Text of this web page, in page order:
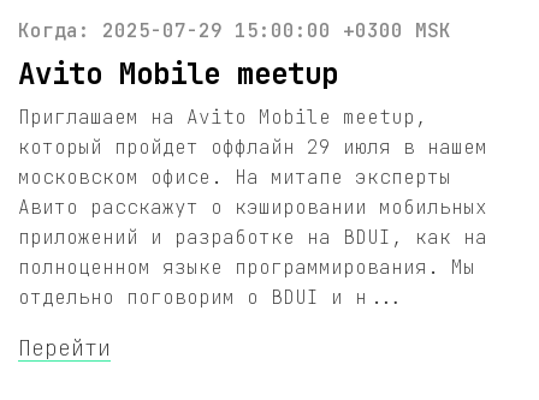
Когда: 2025-07-29 15:00:00 +0300 MSK
Avito Mobile meetup
Приглашаем на Avito Mobile meetup,
который пройдет оффлайн 29 июля в нашем
московском офисе. На митапе эксперты
Авито расскажут о кэшировании мобильных
приложений и разработке на BDUI, как на
полноценном языке программирования. Мы
отдельно поговорим о BDUI и н...
Перейти